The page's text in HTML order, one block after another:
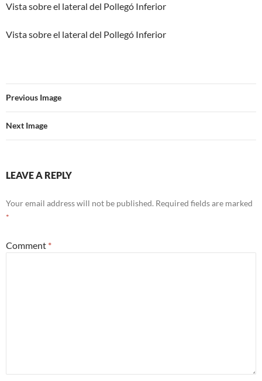
Vista sobre el lateral del Pollegó Inferior
Vista sobre el lateral del Pollegó Inferior
Previous Image
Next Image
LEAVE A REPLY
Your email address will not be published. Required fields are marked
*
Comment *